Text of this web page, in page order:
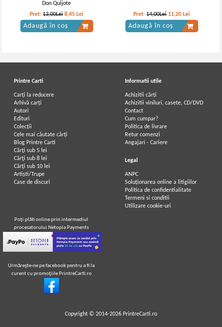
Don Quijote
Pret:13,00Lei 8,45 Lei
Adaugă în coș
Pret:14,00Lei 11,20 Lei
Adaugă în coș
Printre Carti
Carți la reducere
Arhivă carți
Autori
Edituri
Colecții
Cele mai căutate cărți
Blog Printre Carti
Cărţi sub 5 lei
Cărţi sub 8 lei
Cărţi sub 10 lei
Artiști/Trupe
Case de discuri
Informatii utile
Achizitii cărți
Achizitii viniluri, casete, CD/DVD
Contact
Cum cumpar?
Politica de livrare
Retur comenzi
Angajari - Cariere
Legal
ANPC
Soluționarea online a litigiilor
Politica de confidentialitate
Termeni si conditii
Utilizare cookie-uri
Poţi plăti online prin intermediul
procesatorului Netopia Payments
Urmăreşte-ne pe facebook pentru a fi la
curent cu promoţiile PrintreCarti.ro
Copyright © 2014-2026 PrintreCarti.ro